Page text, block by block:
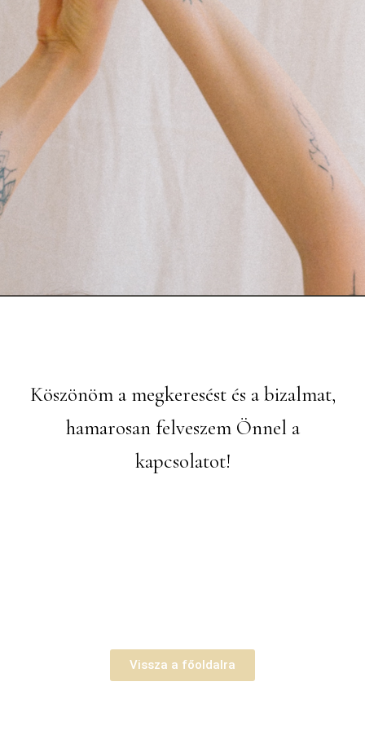
Köszönöm a megkeresést és a bizalmat,
hamarosan felveszem Önnel a
kapcsolatot!
Vissza a főoldalra